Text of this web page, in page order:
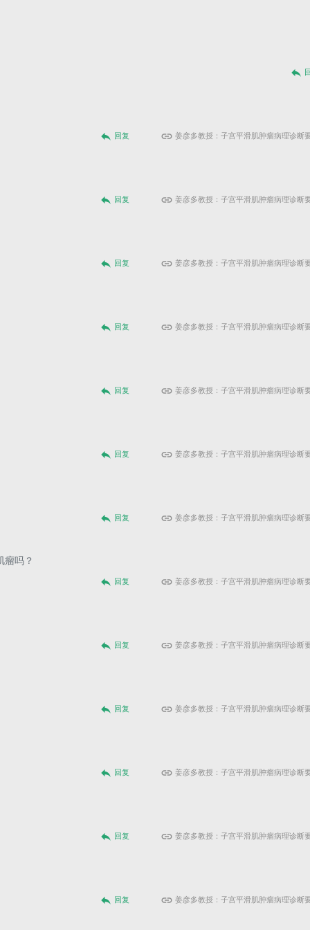
reply
reply 回复 link 姜彦多教授：子宫平滑肌肿瘤病理诊断
reply 回复 link 姜彦多教授：子宫平滑肌肿瘤病理诊断
reply 回复 link 姜彦多教授：子宫平滑肌肿瘤病理诊断
reply 回复 link 姜彦多教授：子宫平滑肌肿瘤病理诊断
reply 回复 link 姜彦多教授：子宫平滑肌肿瘤病理诊断
reply 回复 link 姜彦多教授：子宫平滑肌肿瘤病理诊断
reply 回复 link 姜彦多教授：子宫平滑肌肿瘤病理诊断
瘤吗？
reply 回复 link 姜彦多教授：子宫平滑肌肿瘤病理诊断
reply 回复 link 姜彦多教授：子宫平滑肌肿瘤病理诊断
reply 回复 link 姜彦多教授：子宫平滑肌肿瘤病理诊断
reply 回复 link 姜彦多教授：子宫平滑肌肿瘤病理诊断
reply 回复 link 姜彦多教授：子宫平滑肌肿瘤病理诊断
reply 回复 link 姜彦多教授：子宫平滑肌肿瘤病理诊断